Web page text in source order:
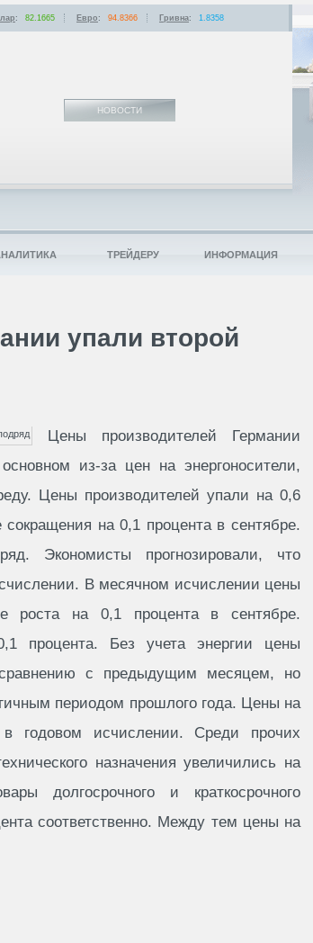
упали второй
Цены производителей Германии
из-за цен на энергоносители,
Цены производителей упали на 0,6
на 0,1 процента в сентябре.
Экономисты прогнозировали, что
В месячном исчислении цены
роста на 0,1 процента в сентябре.
процента. Без учета энергии цены
с предыдущим месяцем, но
периодом прошлого года. Цены на
в годовом исчислении. Среди прочих
назначения увеличились на
долгосрочного и краткосрочного
соответственно. Между тем цены на
НОВОСТИ
: 82.1665 Евро: 94.8366 Гривна: 1.8358
ТРЕЙДЕРУ ИНФОРМАЦИЯ